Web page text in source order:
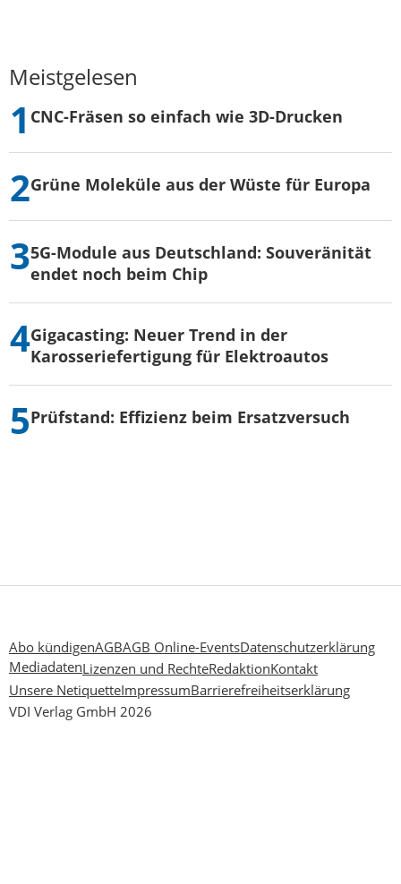
Meistgelesen
CNC-Fräsen so einfach wie 3D-Drucken
Grüne Moleküle aus der Wüste für Europa
5G-Module aus Deutschland: Souveränität
endet noch beim Chip
Gigacasting: Neuer Trend in der
Karosseriefertigung für Elektroautos
Prüfstand: Effizienz beim Ersatzversuch
Abo kündigenAGBAGB Online-EventsDatenschutzerklärung
MediadatenLizenzen und RechteRedaktionKontakt
Unsere NetiquetteImpressumBarrierefreiheitserklärung
VDI Verlag GmbH 2026